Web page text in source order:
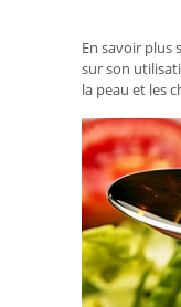
En savoir plus
sur son
la peau et les